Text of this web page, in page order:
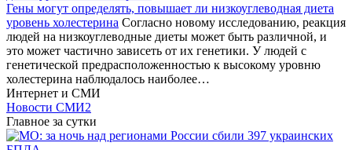
Гены могут определять, повышает ли низкоуглеводная диета
уровень холестерина Согласно новому исследованию, реакция
людей на низкоуглеводные диеты может быть различной, и
это может частично зависеть от их генетики. У людей с
генетической предрасположенностью к высокому уровню
холестерина наблюдалось наиболее…
Интернет и СМИ
Новости СМИ2
Главное за сутки